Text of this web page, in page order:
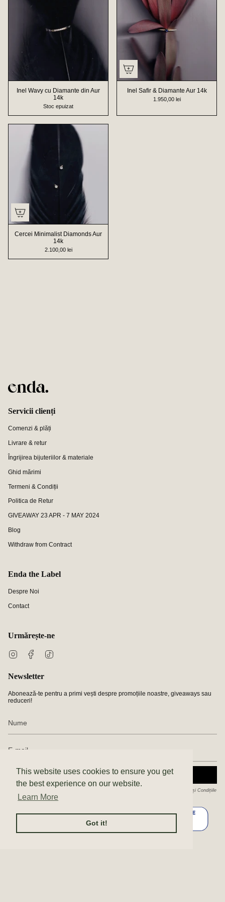
This website uses cookies to ensure you get
the best experience on our website.
Learn More
Got it!
Inel Wavy cu Diamante din Aur
14k
Stoc epuizat
Inel Safir & Diamante Aur 14k
1.950,00 lei
Cercei Minimalist Diamonds Aur
14k
2.100,00 lei
Servicii clienți
Comenzi & plăți
Livrare & retur
Îngrijirea bijuteriilor & materiale
Ghid mărimi
Termeni & Condiții
Politica de Retur
GIVEAWAY 23 APR - 7 MAY 2024
Blog
Withdraw from Contract
Enda the Label
Despre Noi
Contact
Urmărește-ne
InstagramFacebook
Newsletter
Abonează-te pentru a primi vești despre promoțiile noastre, giveaways sau
reduceri!
ABONEAZĂ-TE
și Condițiile
de furnizare a serviciului